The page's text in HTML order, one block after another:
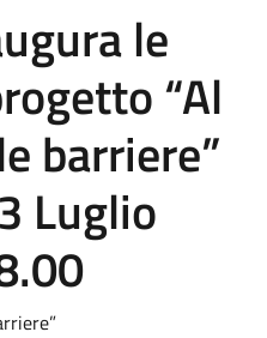
le
“Al
barriere”
Luglio